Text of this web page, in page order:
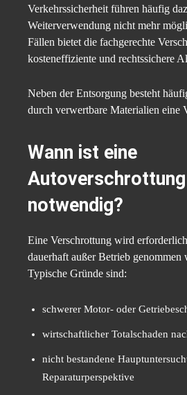
Verkehrssicherheit führen häufig
Weiterverwendung nicht mehr
Fällen bietet die fachgerechte
kosteneffiziente und rechtssichere
Neben der Entsorgung besteht
durch verwertbare Materialien eine
Wann ist eine
Autoverschrottung
notwendig?
Eine Verschrottung wird
dauerhaft außer Betrieb genommen
Typische Gründe sind:
schwerer Motor- oder
wirtschaftlicher Totalschaden
nicht bestandene
Reparaturperspektive